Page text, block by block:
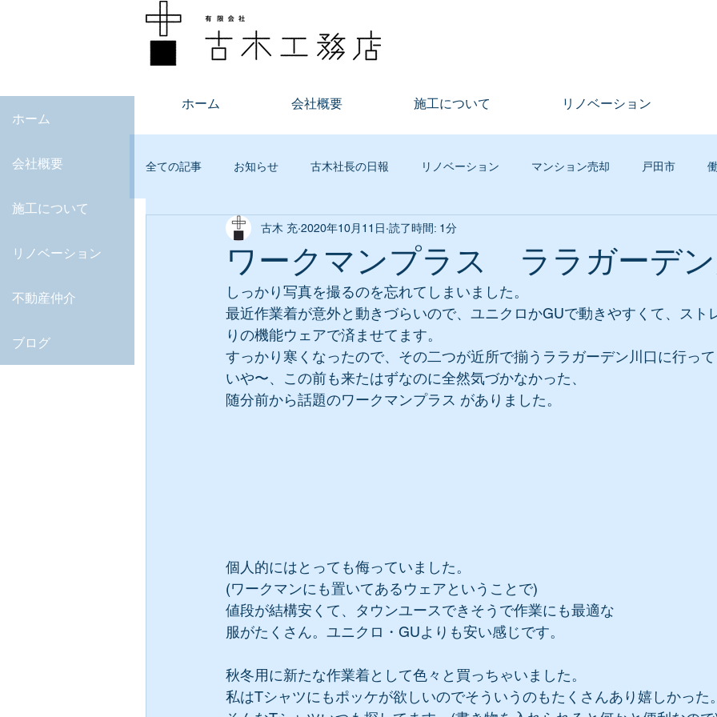
ホーム
会社概要
施工について
リノベーション
不動産仲介
ブログ
ホーム 会社概要 施工について リノベーション
全ての記事 お知らせ 古木社長の日報 リノベーション マンション売却 戸田市
オープンルーム 不動産 まちづくり
マンション査定 デジタルマーケティング リースバック
ワークマンプラス ララガーデ
古木 充 2020年10月11日 読了時間: 1分
しっかり写真を撮るのを忘れてしまいました。
最近作業着が意外と動きづらいので、ユニクロかGUで動きやすくて、スト
りの機能ウェアで済ませてます。
すっかり寒くなったので、その二つが近所で揃うララガーデン川口に行っ
いや〜、この前も来たはずなのに全然気づかなかった、
随分前から話題のワークマンプラス がありました。
個人的にはとっても侮っていました。
(ワークマンにも置いてあるウェアということで)
値段が結構安くて、タウンユースできそうで作業にも最適な
服がたくさん。ユニクロ・GUよりも安い感じです。
秋冬用に新たな作業着として色々と買っちゃいました。
私はTシャツにもポッケが欲しいのでそういうのもたくさんあり嬉しかった